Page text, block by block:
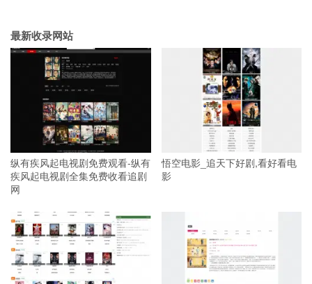
最新收录网站
纵有疾风起电视剧免费观看-纵有
疾风起电视剧全集免费收看追剧
网
悟空电影_追天下好剧,看好看电
影